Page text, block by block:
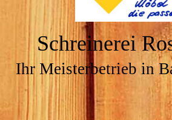
Schreinerei
Ihr Meisterbetrieb in